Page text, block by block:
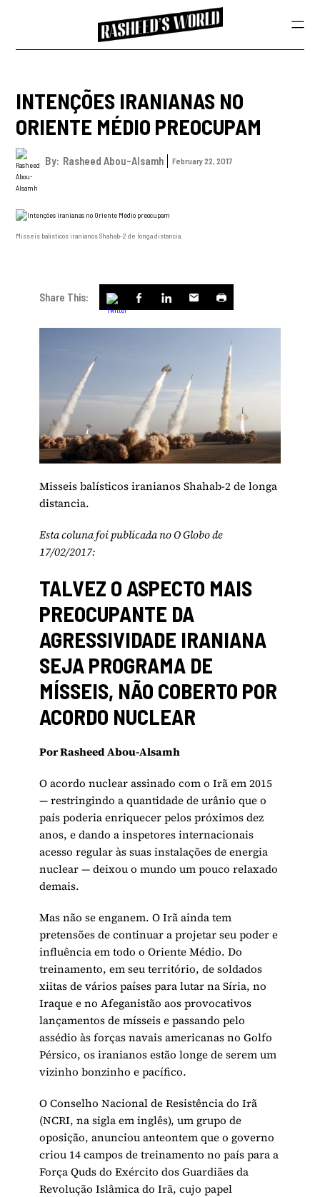
INTENÇÕES IRANIANAS NO
ORIENTE MÉDIO PREOCUPAM
By: Rasheed Abou-Alsamh February 22, 2017
Misseis balísticos iranianos Shahab-2 de longa distancia.
Share This:
Misseis balísticos iranianos Shahab-2 de longa
distancia.
Esta coluna foi publicada no O Globo de
17/02/2017:
TALVEZ O ASPECTO MAIS
PREOCUPANTE DA
AGRESSIVIDADE IRANIANA
SEJA PROGRAMA DE
MÍSSEIS, NÃO COBERTO POR
ACORDO NUCLEAR
Por Rasheed Abou-Alsamh
O acordo nuclear assinado com o Irã em 2015
— restringindo a quantidade de urânio que o
país poderia enriquecer pelos próximos dez
anos, e dando a inspetores internacionais
acesso regular às suas instalações de energia
nuclear — deixou o mundo um pouco relaxado
demais.
Mas não se enganem. O Irã ainda tem
pretensões de continuar a projetar seu poder e
influência em todo o Oriente Médio. Do
treinamento, em seu território, de soldados
xiitas de vários países para lutar na Síria, no
Iraque e no Afeganistão aos provocativos
lançamentos de mísseis e passando pelo
assédio às forças navais americanas no Golfo
Pérsico, os iranianos estão longe de serem um
vizinho bonzinho e pacífico.
O Conselho Nacional de Resistência do Irã
(NCRI, na sigla em inglês), um grupo de
oposição, anunciou anteontem que o governo
criou 14 campos de treinamento no país para a
Força Quds do Exército dos Guardiães da
Revolução Islâmica do Irã, cujo papel